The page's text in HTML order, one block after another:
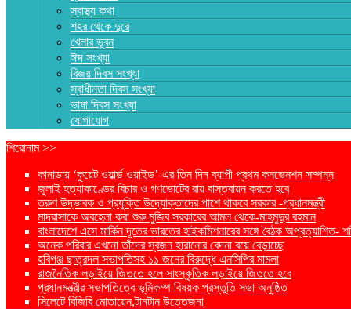
স্বাস্থ্য কথা
শহর থেকে দুরে
খেলার ভূবন
ঈদ সংখ্যা
বিজয় দিবস সংখ্যা
স্বাধীনতা দিবস সংখ্যা
ভাষা দিবস সংখ্যা
যোগাযোগ
শিরোনাম >>
কানাডায় ‘কুয়েট ওয়ার্ল্ড ওয়াইড’-এর তিন দিন ব্যাপী প্রথম কনভেনশন সম্পন্ন
জুলাই হত্যাকাণ্ডের বিচার ও গণভোটের রায় বাস্তবায়ন করতে হবে
তরুণ উদ্ভাবক ও প্রযুক্তি উদ্যোক্তাদের পাশে থাকবে সরকার -প্রধানমন্ত্রী
মাদরাসাকে অবহেলা করা শুরু মুজিব সরকারের আমল থেকে-মাহমুদুর রহমান
বাংলাদেশে এসে মার্কিন দূতের ভারতের হাইকমিশনারের সঙ্গে বৈঠক অপ্রত্যাশিত-
অনেক পরিবার এখনো তাঁদের স্বজন হারানোর বেদনা বয়ে বেড়াচ্ছে
হবিগঞ্জ ছাত্রদল সভাপতিসহ ১১ জনের বিরুদ্ধে এনসিপির মামলা
রাজনৈতিক লড়াইয়ে জিততে হলে সাংস্কৃতিক লড়াইয়ে জিততে হবে
প্রধানমন্ত্রীর সভাপতিত্বে ভূমিকম্প বিষয়ক প্রস্তুতি সভা অনুষ্ঠিত
সিলেটে বিজিবি মোতায়েন,টানটান উত্তেজনা